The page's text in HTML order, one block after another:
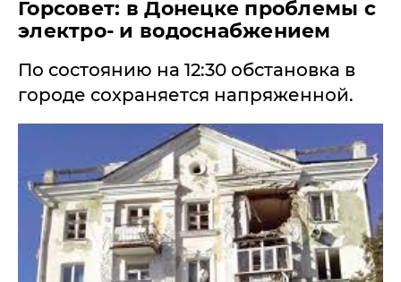
​Горсовет: в Донецке проблемы с
электро- и водоснабжением
По состоянию на 12:30 обстановка в
городе сохраняется напряженной.